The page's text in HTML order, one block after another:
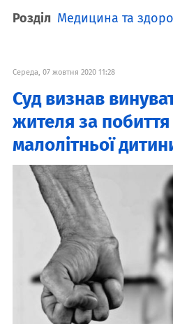
Розділ Медицина та
Середа, 07 жовтня 2020 11:28
Суд визнав
жителя за
малолітньої